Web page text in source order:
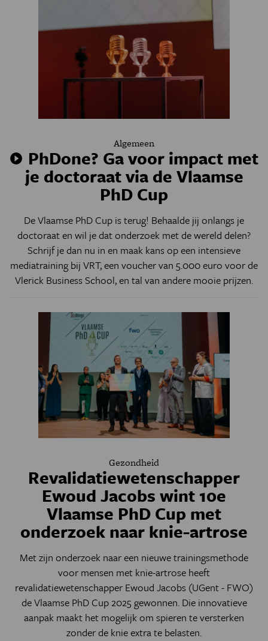
Algemeen
PhDone? Ga voor impact met
je doctoraat via de Vlaamse
PhD Cup
De Vlaamse PhD Cup is terug! Behaalde jij onlangs je
doctoraat en wil je dat onderzoek met de wereld delen?
Schrijf je dan nu in en maak kans op een intensieve
mediatraining bij VRT, een voucher van 5.000 euro voor de
Vlerick Business School, en tal van andere mooie prijzen.
Gezondheid
Revalidatiewetenschapper
Ewoud Jacobs wint 10e
Vlaamse PhD Cup met
onderzoek naar knie-artrose
Met zijn onderzoek naar een nieuwe trainingsmethode
voor mensen met knie-artrose heeft
revalidatiewetenschapper Ewoud Jacobs (UGent - FWO)
de Vlaamse PhD Cup 2025 gewonnen. Die innovatieve
aanpak maakt het mogelijk om spieren te versterken
zonder de knie extra te belasten.